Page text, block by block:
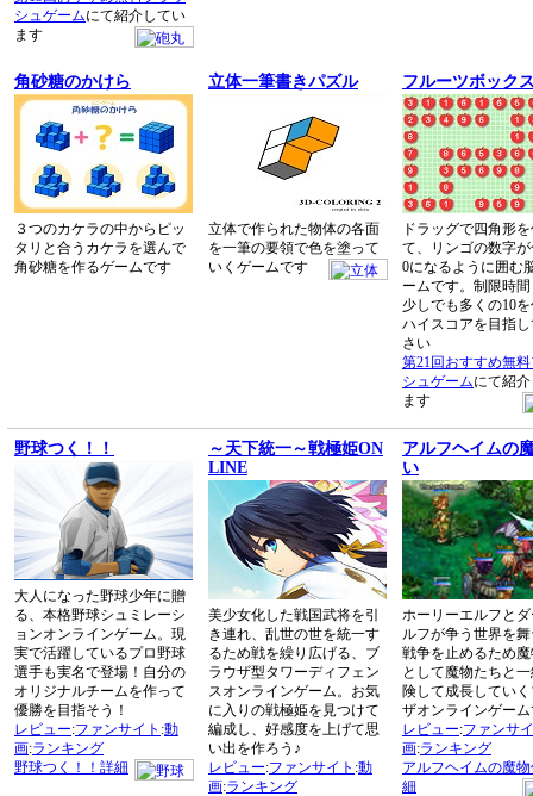
シュゲームにて紹介してい
ます
角砂糖のかけら
３つのカケラの中からピッ
タリと合うカケラを選んで
角砂糖を作るゲームです
立体一筆書きパズル
立体で作られた物体の各面
を一筆の要領で色を塗って
いくゲームです
フルーツボック
ドラッグで四角形
て、リンゴの数字
0になるように囲む
ームです。制限時
少しでも多くの10
ハイスコアを目指
さい
第21回おすすめ無
シュゲームにて紹
ます
野球つく！！
大人になった野球少年に贈
る、本格野球シュミレーシ
ョンオンラインゲーム。現
実で活躍しているプロ野球
選手も実名で登場！自分の
オリジナルチームを作って
優勝を目指そう！
レビュー:ファンサイト :動
画:ランキング
野球つく！！詳細
～天下統一～戦極姫ON
LINE
美少女化した戦国武将を引
き連れ、乱世の世を統一す
るため戦を繰り広げる、ブ
ラウザ型タワーディフェン
スオンラインゲーム。お気
に入りの戦極姫を見つけて
編成し、好感度を上げて思
い出を作ろう♪
レビュー:ファンサイト :動
画:ランキング
アルフヘイムの
い
ホーリーエルフと
ルフが争う世界を
戦争を止めるため
として魔物たちと
険して成長してい
ザオンラインゲー
レビュー:ファンサ
画:ランキング
アルフヘイムの魔
細